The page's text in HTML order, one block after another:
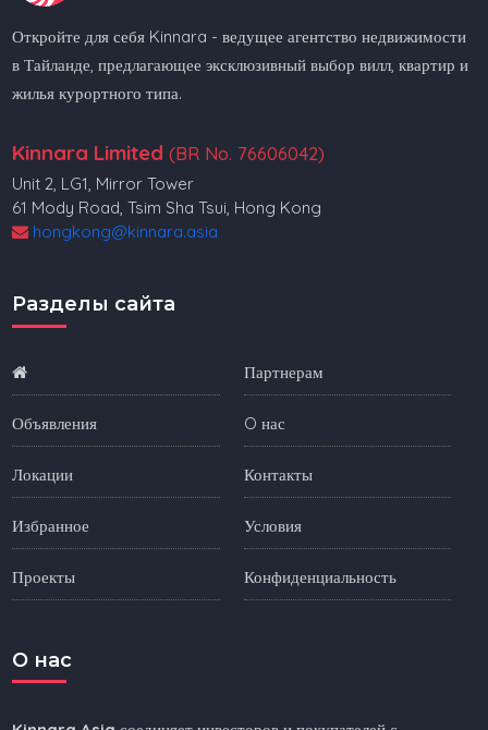
Откройте для себя Kinnara - ведущее агентство недвижимости
в Тайланде, предлагающее эксклюзивный выбор вилл, квартир и
жилья курортного типа.
Kinnara Limited (BR No. 76606042)
Unit 2, LG1, Mirror Tower
61 Mody Road, Tsim Sha Tsui, Hong Kong
hongkong@kinnara.asia
Разделы сайта
Объявления
Локации
Избранное
Проекты
Партнерам
O нас
Контакты
Условия
Конфиденциальность
O нас